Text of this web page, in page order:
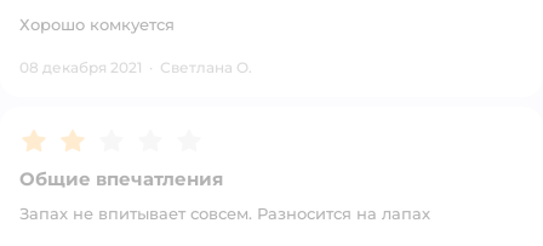
Хорошо комкуется
08 декабря 2021 · Светлана О.
Рейтинг:
Общие впечатления
Запах не впитывает совсем. Разносится на лапах